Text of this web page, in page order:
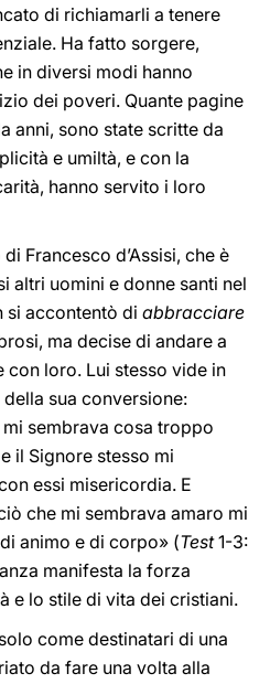
di richiamarli a tenere
Ha fatto sorgere,
in diversi modi hanno
dei poveri. Quante pagine
anni, sono state scritte da
e umiltà, e con la
hanno servito i loro
Francesco d’Assisi, che è
altri uomini e donne santi nel
si accontentò di abbracciare
ma decise di andare a
con loro. Lui stesso vide in
sua conversione:
sembrava cosa troppo
il Signore stesso mi
essi misericordia. E
che mi sembrava amaro mi
animo e di corpo» (Test1-3:
manifesta la forza
e lo stile di vita dei cristiani.
come destinatari di una
da fare una volta alla